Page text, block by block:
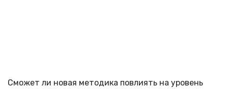
Сможет ли новая методика повлиять на уровень